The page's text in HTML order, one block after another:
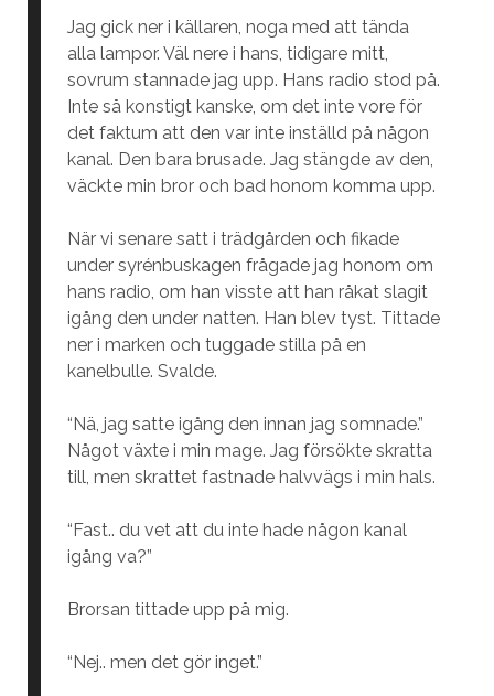
Jag gick ner i källaren, noga med att tända
alla lampor. Väl nere i hans, tidigare mitt,
sovrum stannade jag upp. Hans radio stod på.
Inte så konstigt kanske, om det inte vore för
det faktum att den var inte inställd på någon
kanal. Den bara brusade. Jag stängde av den,
väckte min bror och bad honom komma upp.
När vi senare satt i trädgården och fikade
under syrénbuskagen frågade jag honom om
hans radio, om han visste att han råkat slagit
igång den under natten. Han blev tyst. Tittade
ner i marken och tuggade stilla på en
kanelbulle. Svalde.
“Nä, jag satte igång den innan jag somnade.”
Något växte i min mage. Jag försökte skratta
till, men skrattet fastnade halvvägs i min hals.
“Fast.. du vet att du inte hade någon kanal
igång va?”
Brorsan tittade upp på mig.
“Nej.. men det gör inget.”